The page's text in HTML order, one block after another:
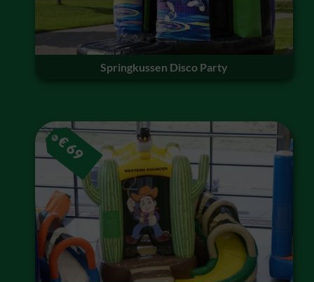
Springkussen Disco Party
€
69